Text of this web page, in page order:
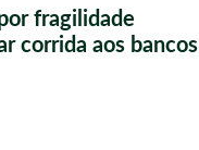
fragilidade
corrida aos bancos